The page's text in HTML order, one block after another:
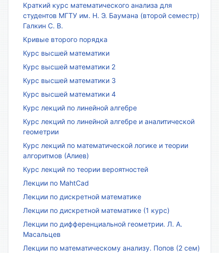
Краткий курс математического анализа для
студентов МГТУ им. Н. Э. Баумана (второй семестр)
Галкин С. В.
Кривые второго порядка
Курс высшей математики
Курс высшей математики 2
Курс высшей математики 3
Курс высшей математики 4
Курс лекций по линейной алгебре
Курс лекций по линейной алгебре и аналитической
геометрии
Курс лекций по математической логике и теории
алгоритмов (Алиев)
Курс лекций по теории вероятностей
Лекции по MahtCad
Лекции по дискретной математике
Лекции по дискретной математике (1 курс)
Лекции по дифференциальной геометрии. Л. А.
Масальцев
Лекции по математическому анализу. Попов (2 сем)